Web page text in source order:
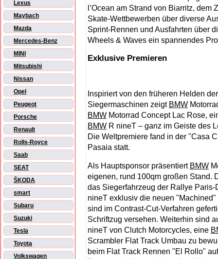
Lexus
Maybach
Mazda
Mercedes-Benz
MINI
Mitsubishi
Nissan
Opel
Peugeot
Porsche
Renault
Rolls-Royce
Saab
SEAT
ŠKODA
smart
Subaru
Suzuki
Tesla
Toyota
Volkswagen
l’Ocean am Strand von Biarritz,
Skate-Wettbewerben über diverse
Sprint-Rennen und Ausfahrten über
Wheels & Waves ein spannendes
Exklusive Premieren
Inspiriert von den früheren Helden
Siegermaschinen zeigt BMW
BMW Motorrad Concept Lac Rose,
BMW R nineT – ganz im Geiste des
Die Weltpremiere fand in der "Casa
Pasaia statt.
Als Hauptsponsor präsentiert BMW
eigenen, rund 100qm großen Stand.
das Siegerfahrzeug der Rallye
nineT exklusiv die neuen
sind im Contrast-Cut-Verfahren
Schriftzug versehen. Weiterhin sind
nineT von Clutch Motorcycles, eine
Scrambler Flat Track Umbau zu
beim Flat Track Rennen "El Rollo"